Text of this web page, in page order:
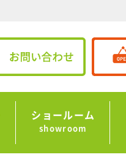
ショールーム
showroom